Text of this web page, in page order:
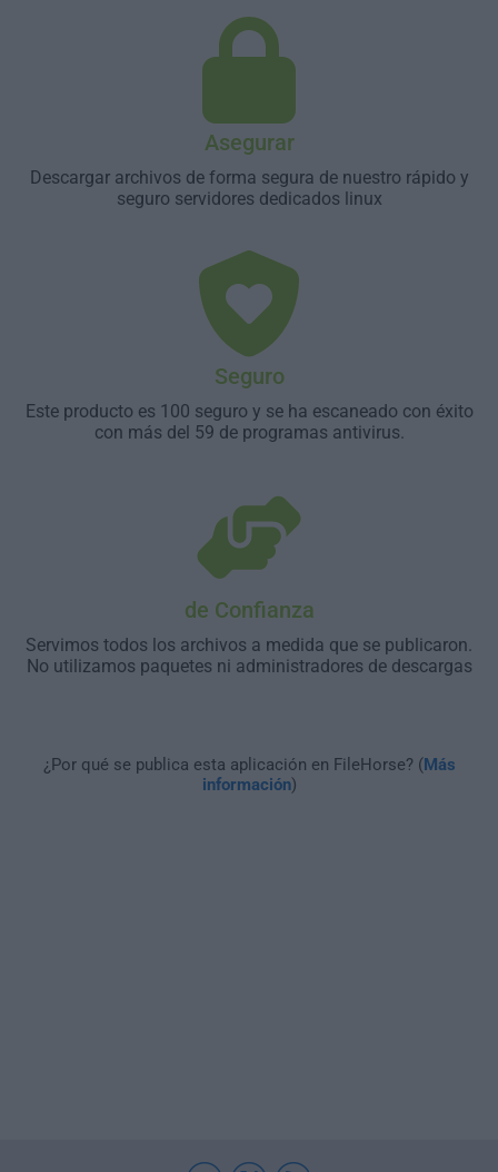
Asegurar
Descargar archivos de forma segura de nuestro rápido y
seguro servidores dedicados linux
Seguro
Este producto es 100 seguro y se ha escaneado con éxito
con más del 59 de programas antivirus.
de Confianza
Servimos todos los archivos a medida que se publicaron.
No utilizamos paquetes ni administradores de descargas
¿Por qué se publica esta aplicación en FileHorse? (Más
información)